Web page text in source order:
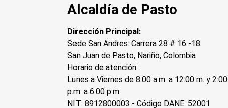
Alcaldía de Pasto
Dirección Principal:
Sede San Andres: Carrera 28 # 16 -18
San Juan de Pasto, Nariño, Colombia
Horario de atención:
Lunes a Viernes de 8:00 a.m. a 12:00 m. y 2:00
p.m. a 6:00 p.m.
NIT: 8912800003 - Código DANE: 52001